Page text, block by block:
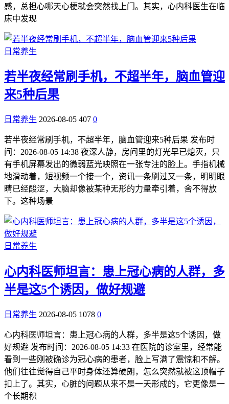
感，总担心哪天心梗就会突然找上门。其实，心内科医生在临
床中发现
日常养生
若半夜经常刷手机，不超半年，脑血管迎
来5种后果
日常养生 2026-08-05 407 0
若半夜经常刷手机，不超半年，脑血管迎来5种后果 发布时
间：2026-08-05 14:38 夜深人静，房间里的灯光早已熄灭，只
有手机屏幕发出的微弱蓝光映照在一张专注的脸上。手指机械
地滑动着，短视频一个接一个，资讯一条刷过又一条，明明眼
睛已经酸涩，大脑却像被某种无形的力量牵引着，舍不得放
下。这种场景
日常养生
心内科医师坦言：患上冠心病的人群，多
半是这5个诱因，做好规避
日常养生 2026-08-05 1078 0
心内科医师坦言：患上冠心病的人群，多半是这5个诱因，做
好规避 发布时间：2026-08-05 14:33 在医院的诊室里，经常能
看到一些刚被确诊为冠心病的患者，脸上写满了震惊和不解。
他们往往觉得自己平时身体还算硬朗，怎么突然就被这顶帽子
扣上了。其实，心脏的问题从来不是一天形成的，它更像是一
个长期积